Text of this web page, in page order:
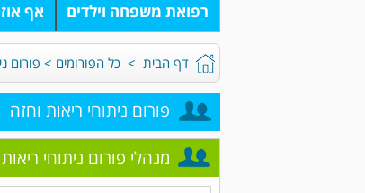
רפואת משפחה וילדים אף
דף הבית > כל הפורומים > פורום
פורום ניתוחי ריאות וחזה
מנהלי פורום ניתוחי